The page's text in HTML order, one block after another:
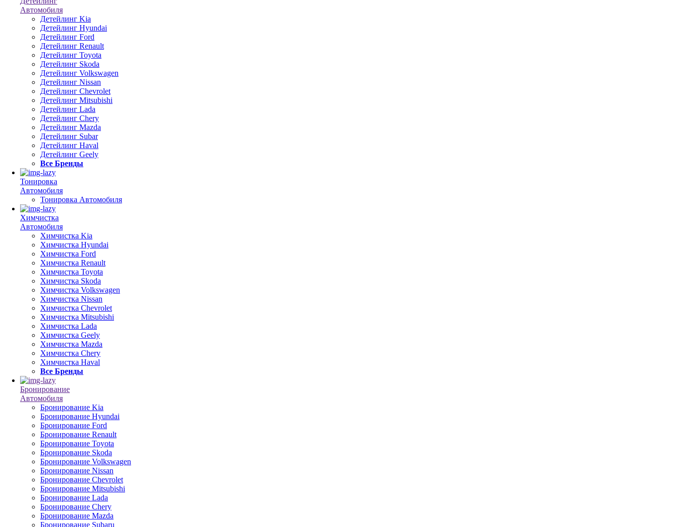
Автомобиля
Детейлинг Kia
Детейлинг Hyundai
Детейлинг Ford
Детейлинг Renault
Детейлинг Toyota
Детейлинг Skoda
Детейлинг Volkswagen
Детейлинг Nissan
Детейлинг Chevrolet
Детейлинг Mitsubishi
Детейлинг Lada
Детейлинг Chery
Детейлинг Mazda
Детейлинг Subar
Детейлинг Haval
Детейлинг Geely
Все Бренды
Тонировка
Автомобиля
Тонировка Автомобиля
Химчистка
Автомобиля
Химчистка Kia
Химчистка Hyundai
Химчистка Ford
Химчистка Renault
Химчистка Toyota
Химчистка Skoda
Химчистка Volkswagen
Химчистка Nissan
Химчистка Chevrolet
Химчистка Mitsubishi
Химчистка Lada
Химчистка Geely
Химчистка Mazda
Химчистка Chery
Химчистка Haval
Все Бренды
Бронирование
Автомобиля
Бронирование Kia
Бронирование Hyundai
Бронирование Ford
Бронирование Renault
Бронирование Toyota
Бронирование Skoda
Бронирование Volkswagen
Бронирование Nissan
Бронирование Chevrolet
Бронирование Mitsubishi
Бронирование Lada
Бронирование Chery
Бронирование Mazda
Бронирование Subaru